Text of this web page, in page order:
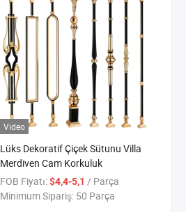
Video
Lüks Dekoratif Çiçek Sütunu Villa
Merdiven Cam Korkuluk
FOB Fiyatı:$4,4-5,1 / Parça
Minimum Sipariş: 50 Parça